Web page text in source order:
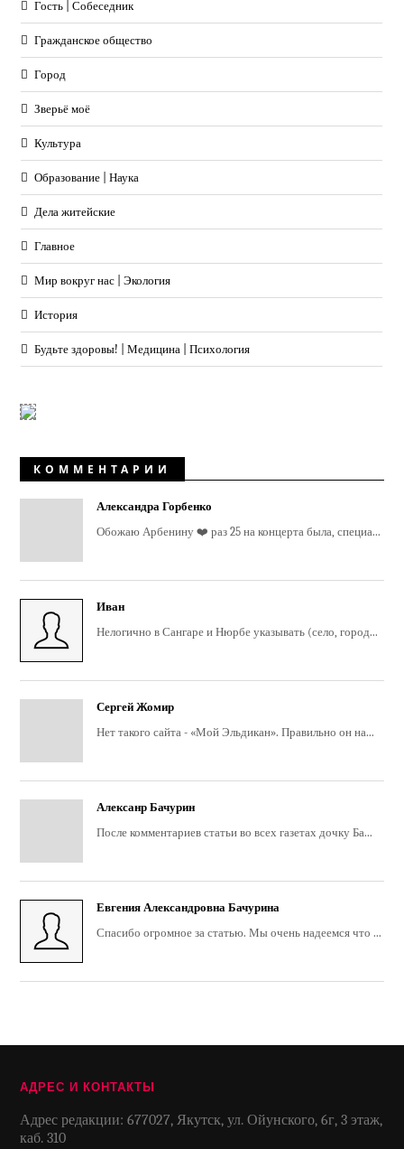
Гость | Собеседник
Гражданское общество
Город
Зверьё моё
Культура
Образование | Наука
Дела житейские
Главное
Мир вокруг нас | Экология
История
Будьте здоровы! | Медицина | Психология
КОММЕНТАРИИ
Александра Горбенко
Обожаю Арбенину ❤️ раз 25 на концерта была, специа...
Иван
Нелогично в Сангаре и Нюрбе указывать (село, город...
Сергей Жомир
Нет такого сайта - «Мой Эльдикан». Правильно он на...
Алексанр Бачурин
После комментариев статьи во всех газетах дочку Ба...
Евгения Александровна Бачурина
Спасибо огромное за статью. Мы очень надеемся что ...
АДРЕС И КОНТАКТЫ
Адрес редакции: 677027, Якутск, ул. Ойунского, 6г, 3 этаж,
каб. 310